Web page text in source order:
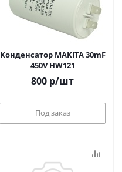
Конденсатор MAKITA 30mF
450V HW121
800 р/шт
Под заказ